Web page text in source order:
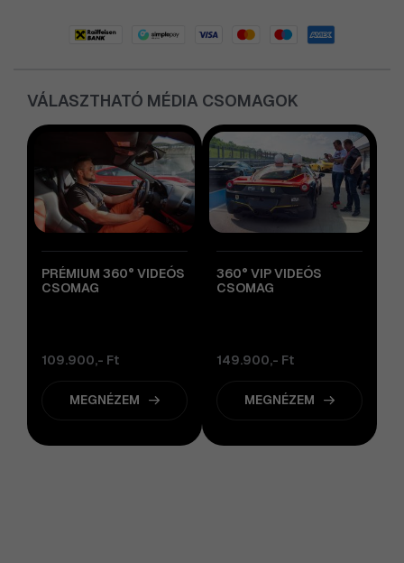
VÁLASZTHATÓ MÉDIA CSOMAGOK
PRÉMIUM 360° VIDEÓS
CSOMAG
109.900,- Ft
MEGNÉZEM
360° VIP VIDEÓS
CSOMAG
149.900,- Ft
MEGNÉZEM